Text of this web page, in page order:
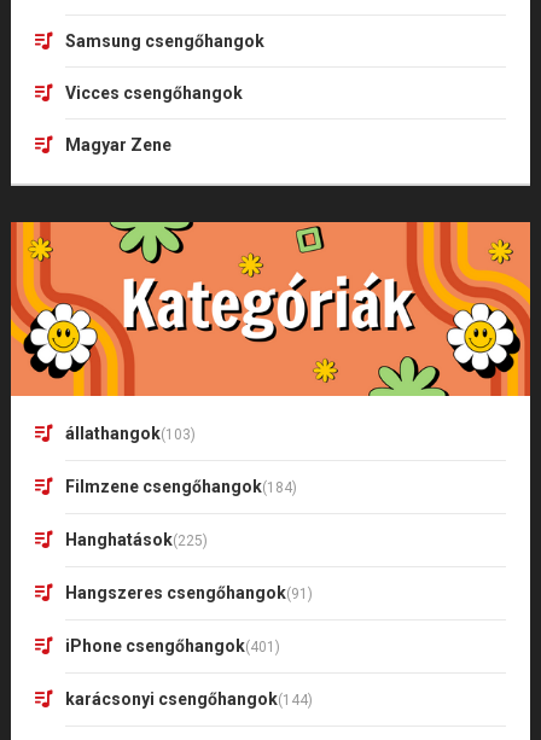
Samsung csengőhangok
Vicces csengőhangok
Magyar Zene
állathangok(103)
Filmzene csengőhangok(184)
Hanghatások(225)
Hangszeres csengőhangok(91)
iPhone csengőhangok(401)
karácsonyi csengőhangok(144)